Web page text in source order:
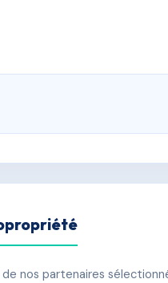
nos partenaires